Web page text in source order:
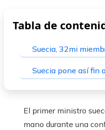
Tabla de
Suecia, 32mi
Suecia pone así fin
El primer ministro
mano durante una